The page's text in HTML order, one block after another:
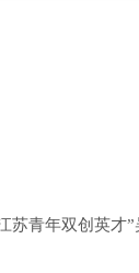
苏青年双创英才